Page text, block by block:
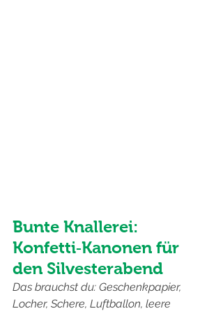
Bunte Knallerei:
Konfetti‐Kanonen für
den Silvesterabend
Das brauchst du: Geschenkpapier,
Locher, Schere, Luftballon, leere